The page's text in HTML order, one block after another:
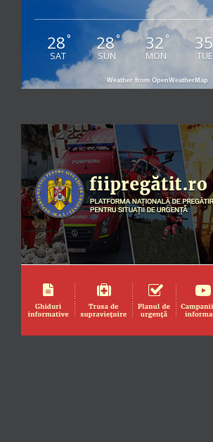
28°
SAT
28°
SUN
32°
MON
35
TUE
Weather from OpenWeatherMap